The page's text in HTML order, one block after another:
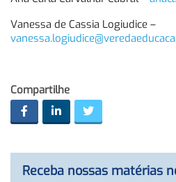
Vanessa de Cassia Logiudice –
Compartilhe
Receba nossas matérias